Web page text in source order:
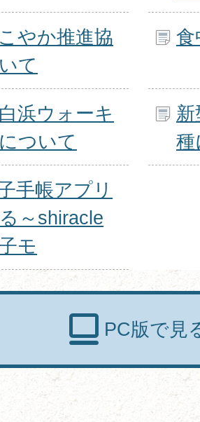
やか推進協
て
食
浜ウォーキ
ついて
種
手帳アプリ
～shiracle
モ
PC版で見